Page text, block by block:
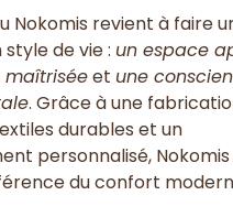
Nokomis revient à faire
de vie : un espace
maîtriséeet une
. Grâce à une
durables et un
personnalisé, Nokomis
du confort